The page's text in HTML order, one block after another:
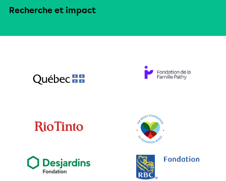
Recherche et impact